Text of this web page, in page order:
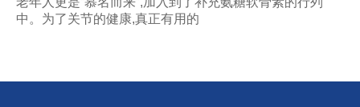
中。为了关节的健康,真正有用的